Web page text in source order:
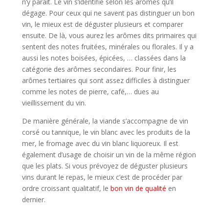
n’y parait. Le vin s’identifie selon les arômes qu’il
dégage. Pour ceux qui ne savent pas distinguer un bon
vin, le mieux est de déguster plusieurs et comparer
ensuite. De là, vous aurez les arômes dits primaires qui
sentent des notes fruitées, minérales ou florales. Il y a
aussi les notes boisées, épicées, … classées dans la
catégorie des arômes secondaires. Pour finir, les
arômes tertiaires qui sont assez difficiles à distinguer
comme les notes de pierre, café,… dues au
vieillissement du vin.
De manière générale, la viande s’accompagne de vin
corsé ou tannique, le vin blanc avec les produits de la
mer, le fromage avec du vin blanc liquoreux. Il est
également d’usage de choisir un vin de la même région
que les plats. Si vous prévoyez de déguster plusieurs
vins durant le repas, le mieux c’est de procéder par
ordre croissant qualitatif, le bon vin de qualité en
dernier.